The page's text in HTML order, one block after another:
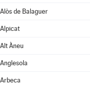
Alòs de Balaguer
Alpicat
Alt Àneu
Anglesola
Arbeca